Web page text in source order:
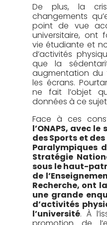
De plus, la
changements
point de vue
universitaire, ont
vie étudiante et
d’activités
que la
augmentation du
les écrans.
ne fait l’objet
données à ce
Face à ces
l’ONAPS, avec
des Sports et
Paralympiques
Stratégie
sous le haut-
de
Recherche, ont
une grande
d’activités
l’université. À